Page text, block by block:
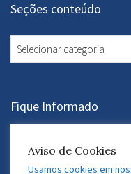
Seções conteúdo
Seções
conteúdo
Fique Informado
Assine a Newsletter
Aviso de Cookies
Usamos cookies em